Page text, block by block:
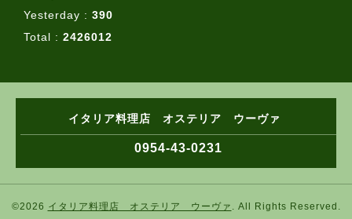
Yesterday : 390
Total : 2426012
イタリア料理店 オステリア ウーヴァ
0954-43-0231
©2026 イタリア料理店 オステリア ウーヴァ . All Rights Reserved.